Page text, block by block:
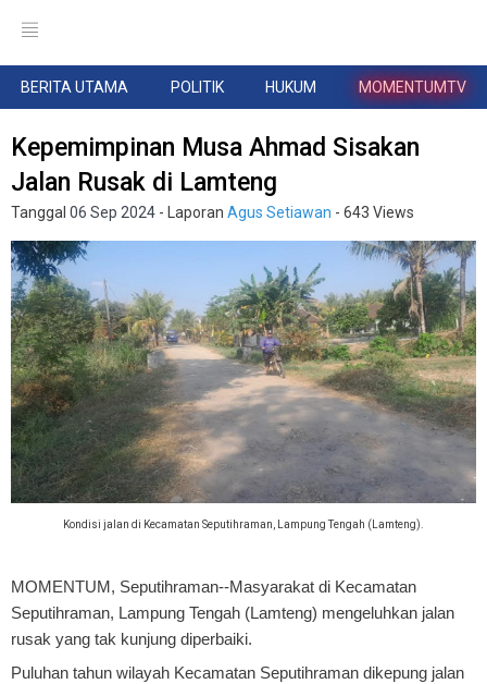
BERITA UTAMA POLITIK HUKUM MOMENTUMTV
Kepemimpinan Musa Ahmad Sisakan
Jalan Rusak di Lamteng
Tanggal 06 Sep 2024 - Laporan Agus Setiawan - 643 Views
Kondisi jalan di Kecamatan Seputihraman, Lampung Tengah (Lamteng).
MOMENTUM, Seputihraman--Masyarakat di Kecamatan
Seputihraman, Lampung Tengah (Lamteng) mengeluhkan jalan
rusak yang tak kunjung diperbaiki.
Puluhan tahun wilayah Kecamatan Seputihraman dikepung jalan